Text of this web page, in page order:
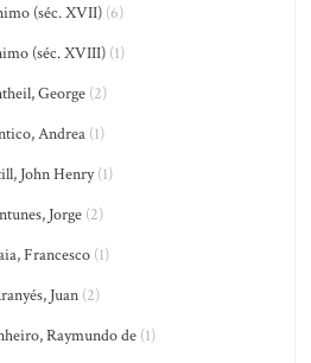
(séc. XVII)(6)
(séc. XVIII)(1)
George (2)
Andrea(1)
John Henry(1)
Jorge(2)
Francesco (1)
Juan (2)
Raymundo de (1)